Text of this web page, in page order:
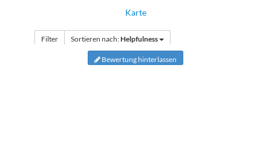
Karte
Filter Sortieren nach:Helpfulness
Bewertung hinterlassen